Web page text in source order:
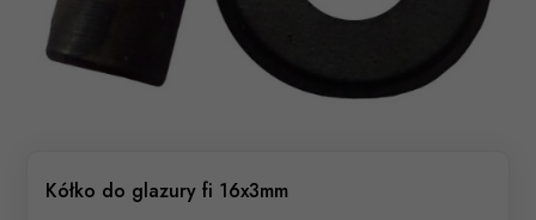
Kółko do glazury fi 16x3mm